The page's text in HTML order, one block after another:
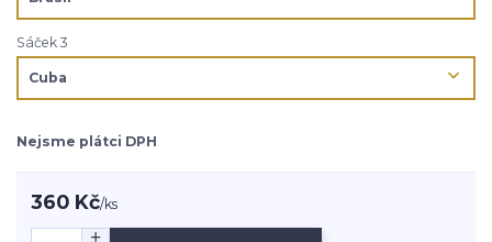
Sáček 3
Nejsme plátci DPH
360 Kč/ks